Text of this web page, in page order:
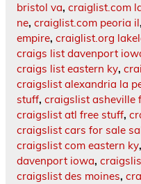
bristol va, craiglist.com
ne, craiglist.com peoria il,
empire, craiglist.org
craigs list davenport
craigs list eastern ky,
craigslist alexandria la
stuff, craigslist asheville
craigslist atl free stuff,
craigslist cars for sale
craigslist com eastern ky,
davenport iowa,
craigslist des moines,